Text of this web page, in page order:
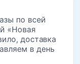
по всей
«Новая
доставка
в день